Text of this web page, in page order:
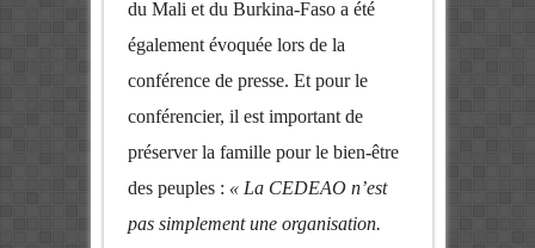
du Mali et du Burkina-Faso a été
également évoquée lors de la
conférence de presse. Et pour le
conférencier, il est important de
préserver la famille pour le bien-être
des peuples : « La CEDEAO n’est
pas simplement une organisation.